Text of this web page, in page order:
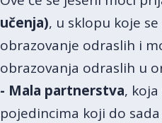
učenja), u sklopu koje
obrazovanje odraslih i
obrazovanja odraslih u
- Mala partnerstva,
pojedincima koji do